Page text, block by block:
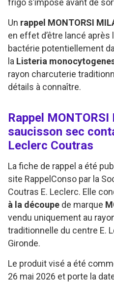
frigo s’impose avant de
Un rappel MONTORSI
en effet d’être lancé après
bactérie potentiellement
la Listeria
rayon charcuterie
détails à connaître.
Rappel MONTORSI
saucisson sec
Leclerc Coutras
La fiche de rappel a été
site RappelConso par la
Coutras E. Leclerc. Elle
à la découpe de marque
vendu uniquement au
traditionnelle du centre E.
Gironde.
Le produit visé a été
26 mai 2026 et porte la